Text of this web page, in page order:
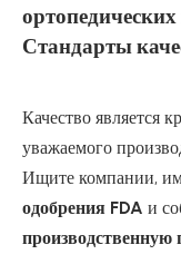
Стандарты
Качество является
уважаемого
Ищите компании,
одобрения FDA и
производственную